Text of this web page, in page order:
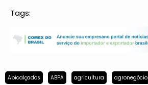
Tags:
Abicalçados ABPA agricultura agronegócio